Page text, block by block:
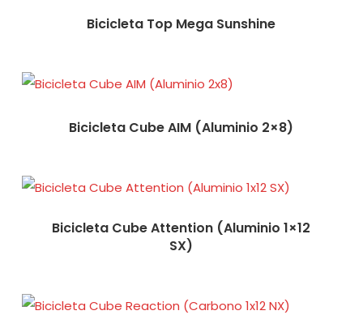
Bicicleta Top Mega Sunshine
Bicicleta Cube AIM (Aluminio 2×8)
Bicicleta Cube Attention (Aluminio 1×12
SX)